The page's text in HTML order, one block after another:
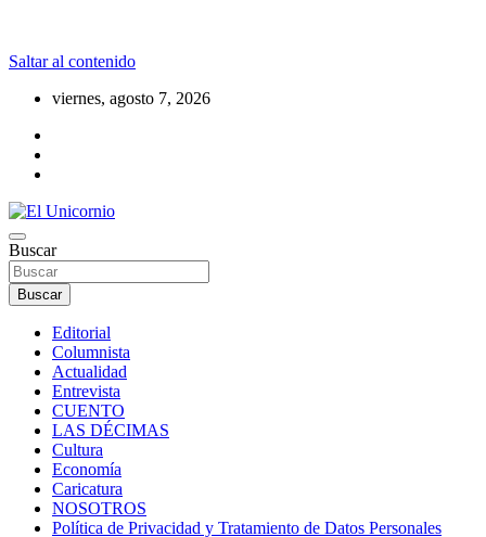
Saltar al contenido
viernes, agosto 7, 2026
El Unicornio
La realidad supera la fantasía
Buscar
Buscar
Editorial
Columnista
Actualidad
Entrevista
CUENTO
LAS DÉCIMAS
Cultura
Economía
Caricatura
NOSOTROS
Política de Privacidad y Tratamiento de Datos Personales